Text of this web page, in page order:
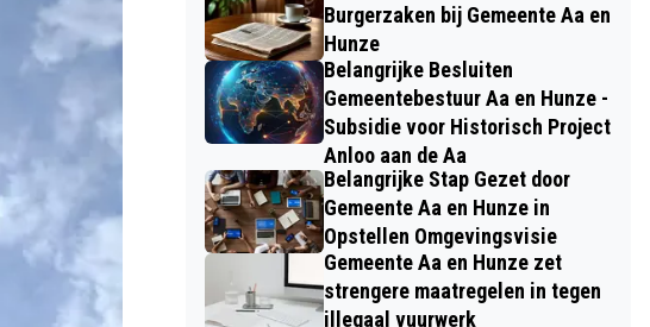
Burgerzaken bij Gemeente Aa en
Hunze
Belangrijke Besluiten
Gemeentebestuur Aa en Hunze -
Subsidie voor Historisch Project
Anloo aan de Aa
Belangrijke Stap Gezet door
Gemeente Aa en Hunze in
Opstellen Omgevingsvisie
Gemeente Aa en Hunze zet
strengere maatregelen in tegen
illegaal vuurwerk